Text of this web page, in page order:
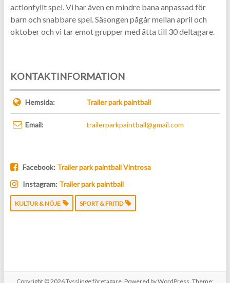
actionfyllt spel. Vi har även en mindre bana anpassad för
barn och snabbare spel. Säsongen pågår mellan april och
oktober och vi tar emot grupper med åtta till 30 deltagare.
KONTAKTINFORMATION
Hemsida: Trailer park paintball
Email: trailerparkpaintball@gmail.com
Facebook: Trailer park paintball Vintrosa
Instagram: Trailer park paintball
KULTUR & NÖJE SPORT & FRITID
Copyright © 2026Tysslinge företagare. Powered byWordPress . Theme: